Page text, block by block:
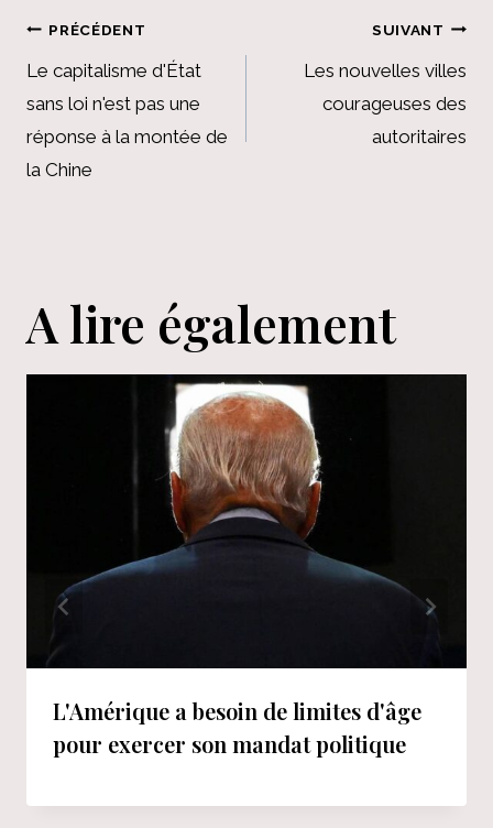
Navigation
de
l’article
PRÉCÉDENT
Le capitalisme d'État
sans loi n'est pas une
réponse à la montée de
la Chine
SUIVANT
Les nouvelles villes
courageuses des
autoritaires
A lire également
L'Amérique a besoin de limites d'âge
pour exercer son mandat politique